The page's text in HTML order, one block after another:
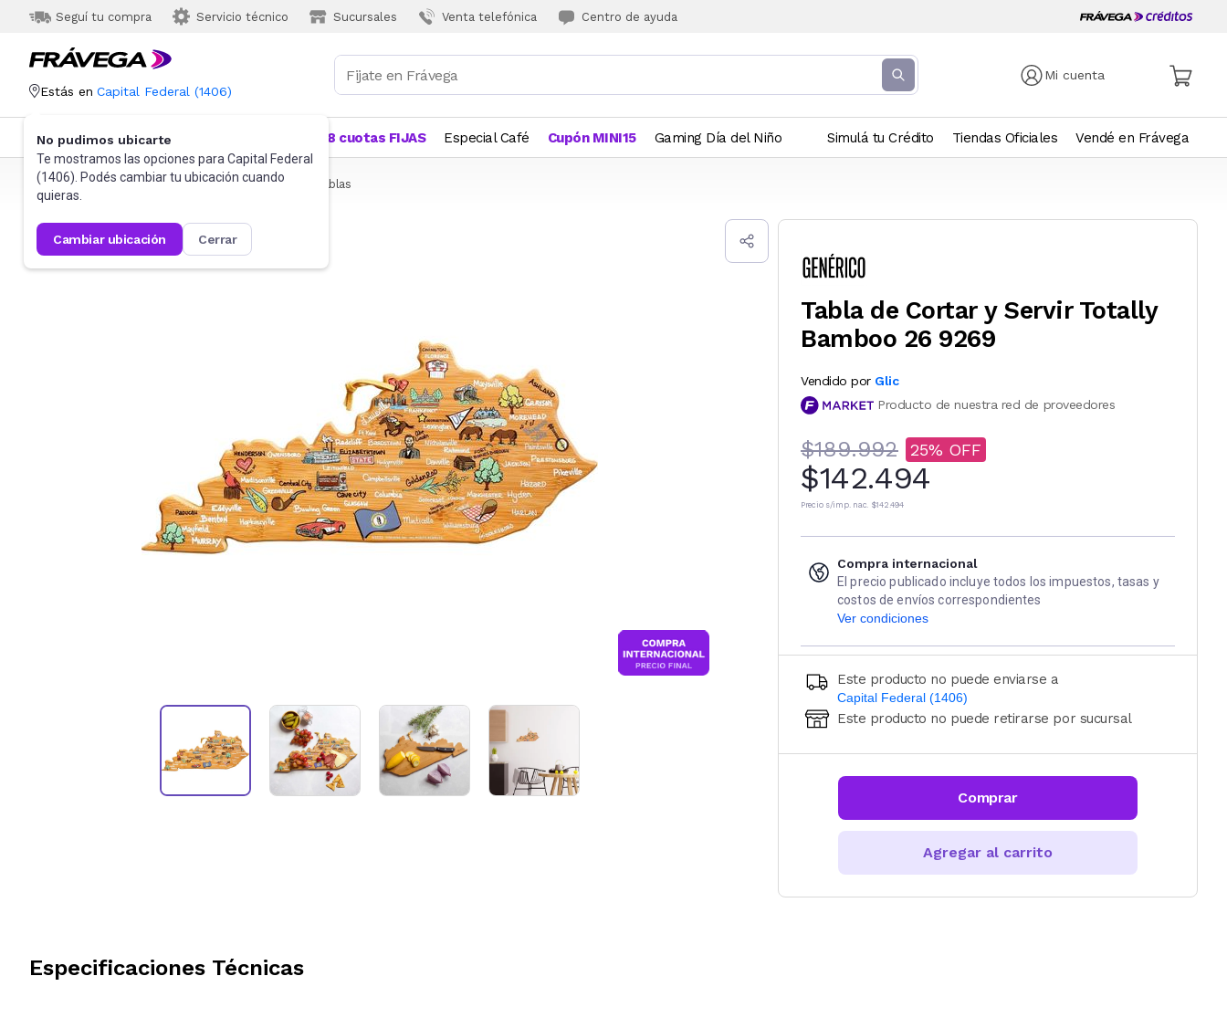
Seguí tu compra Servicio técnico Sucursales Venta telefónica Centro de ayuda
Mi cuenta
Estás en Capital Federal (1406)
No pudimos ubicarte
Te mostramos las opciones para Capital Federal
(1406). Podés cambiar tu ubicación cuando
quieras.
cambiar ubicación cerrar
Categorías Más Vendidos 18 cuotas FIJAS Especial Café Cupón MINI15 Gaming Día del Niño Simulá tu Crédito Tiendas Oficiales Vendé en Frávega
Frávega Hogar Bazar Utensilios de cocina Tablas
Tabla de Cortar y Servir Totally
Bamboo 26 9269
Vendido por Glic
Producto de nuestra red de proveedores
$189.992 25
$142.494
Precio s/imp. nac. $142.494
Compra internacional
El precio publicado incluye todos los impuestos, tasas y
costos de envíos correspondientes
Ver condiciones
Este producto no puede enviarse a
Capital Federal (1406)
Ingresá código postal (sólo números)
CALCULAR
Este producto no puede retirarse por sucursal
Comprar
Agregar al carrito
Especificaciones Técnicas